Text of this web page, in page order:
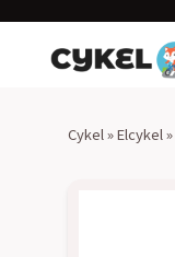
Cykel »Elcykel »